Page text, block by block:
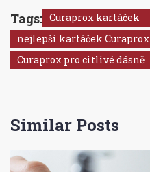
Tags: Curaprox kartáček
nejlepší kartáček Curaprox
Curaprox pro citlivé dásně
Similar Posts